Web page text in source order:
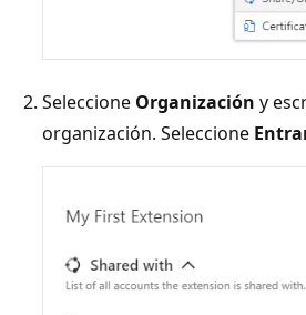
Seleccione Organización y
organización. Seleccione